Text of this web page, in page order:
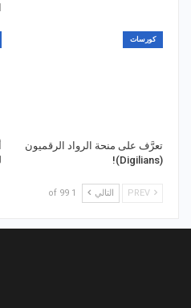
كورسات
تعرَّف على منحة الرواد الرقميون
(Digilians)!
التالي 1 of 99